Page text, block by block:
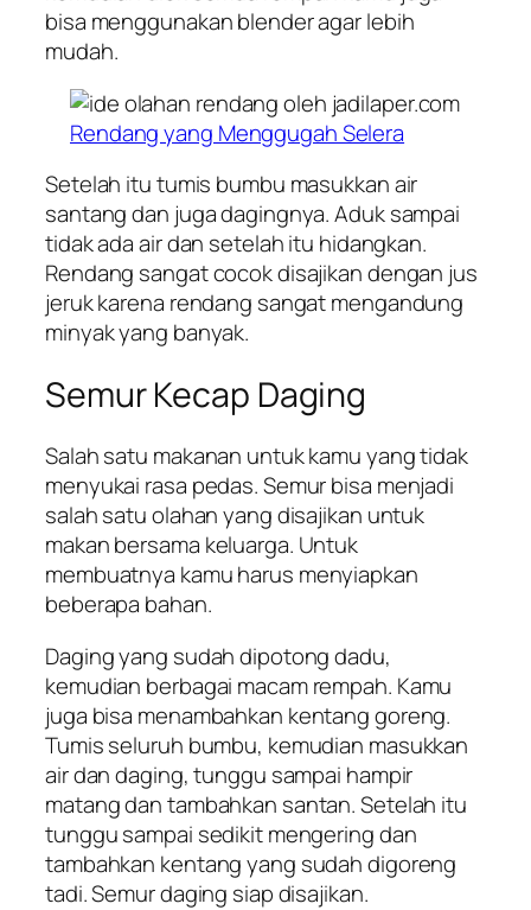
bisa menggunakan blender agar lebih
mudah.
Rendang yang Menggugah Selera
Setelah itu tumis bumbu masukkan air
santang dan juga dagingnya. Aduk sampai
tidak ada air dan setelah itu hidangkan.
Rendang sangat cocok disajikan dengan jus
jeruk karena rendang sangat mengandung
minyak yang banyak.
Semur Kecap Daging
Salah satu makanan untuk kamu yang tidak
menyukai rasa pedas. Semur bisa menjadi
salah satu olahan yang disajikan untuk
makan bersama keluarga. Untuk
membuatnya kamu harus menyiapkan
beberapa bahan.
Daging yang sudah dipotong dadu,
kemudian berbagai macam rempah. Kamu
juga bisa menambahkan kentang goreng.
Tumis seluruh bumbu, kemudian masukkan
air dan daging, tunggu sampai hampir
matang dan tambahkan santan. Setelah itu
tunggu sampai sedikit mengering dan
tambahkan kentang yang sudah digoreng
tadi. Semur daging siap disajikan.